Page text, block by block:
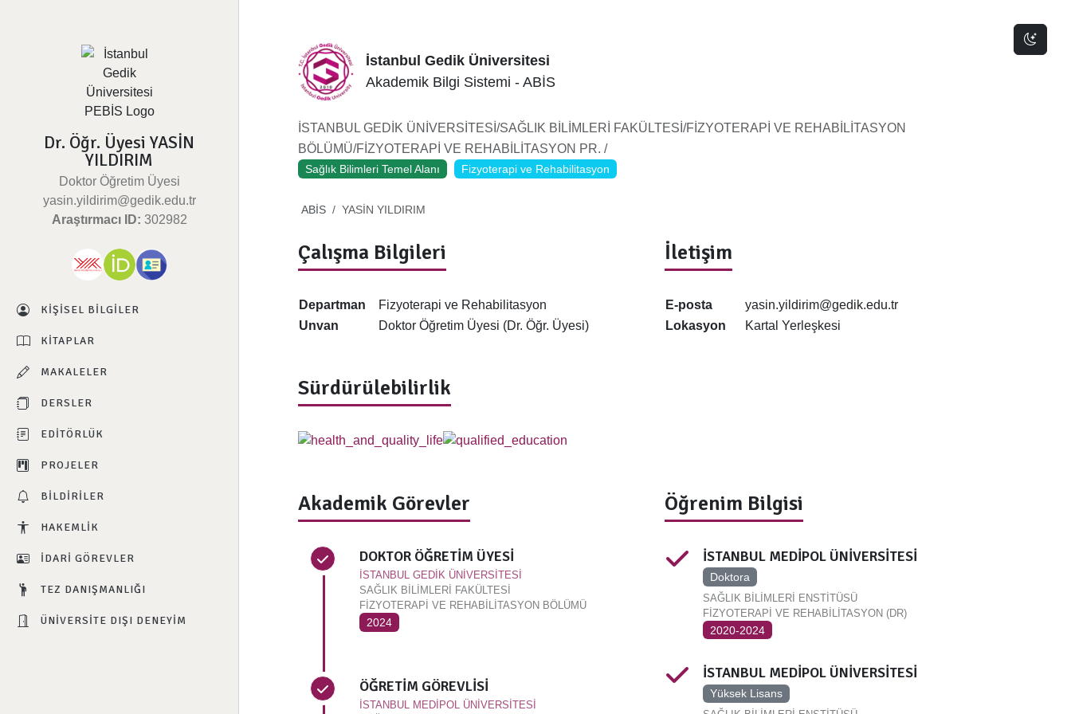
Dark
Dr. Öğr. Üyesi YASİN
YILDIRIM
Doktor Öğretim Üyesi
yasin.yildirim@gedik.edu.tr
Araştırmacı ID: 302982
KIŞISEL BILGILER
KITAPLAR
MAKALELER
DERSLER
EDITÖRLÜK
PROJELER
BILDIRILER
HAKEMLIK
İDARI GÖREVLER
TEZ DANIŞMANLIĞI
ÜNIVERSITE DIŞI DENEYIM
İstanbul Gedik Üniversitesi
Akademik Bilgi Sistemi - ABİS
İSTANBUL GEDİK ÜNİVERSİTESİ/SAĞLIK BİLİMLERİ FAKÜLTESİ/FİZYOTERAPİ VE REHABİLİTASYON
BÖLÜMÜ/FİZYOTERAPİ VE REHABİLİTASYON PR. /
Sağlık Bilimleri Temel Alanı Fizyoterapi ve Rehabilitasyon
ABİS YASİN YILDIRIM
Çalışma Bilgileri
Departman
Fizyoterapi ve Rehabilitasyon
Unvan
Doktor Öğretim Üyesi (Dr. Öğr. Üyesi)
İletişim
E-posta
yasin.yildirim@gedik.edu.tr
Lokasyon
Kartal Yerleşkesi
Sürdürülebilirlik
Akademik Görevler
DOKTOR ÖĞRETİM ÜYESİ
İSTANBUL GEDİK ÜNİVERSİTESİ
SAĞLIK BİLİMLERİ FAKÜLTESİ
FİZYOTERAPİ VE REHABİLİTASYON BÖLÜMÜ
2024
ÖĞRETİM GÖREVLİSİ
İSTANBUL MEDİPOL ÜNİVERSİTESİ
Öğrenim Bilgisi
İSTANBUL MEDİPOL ÜNİVERSİTESİ
Doktora
SAĞLIK BİLİMLERİ ENSTİTÜSÜ
FİZYOTERAPİ VE REHABİLİTASYON (DR)
2020-2024
İSTANBUL MEDİPOL ÜNİVERSİTESİ
Yüksek Lisans